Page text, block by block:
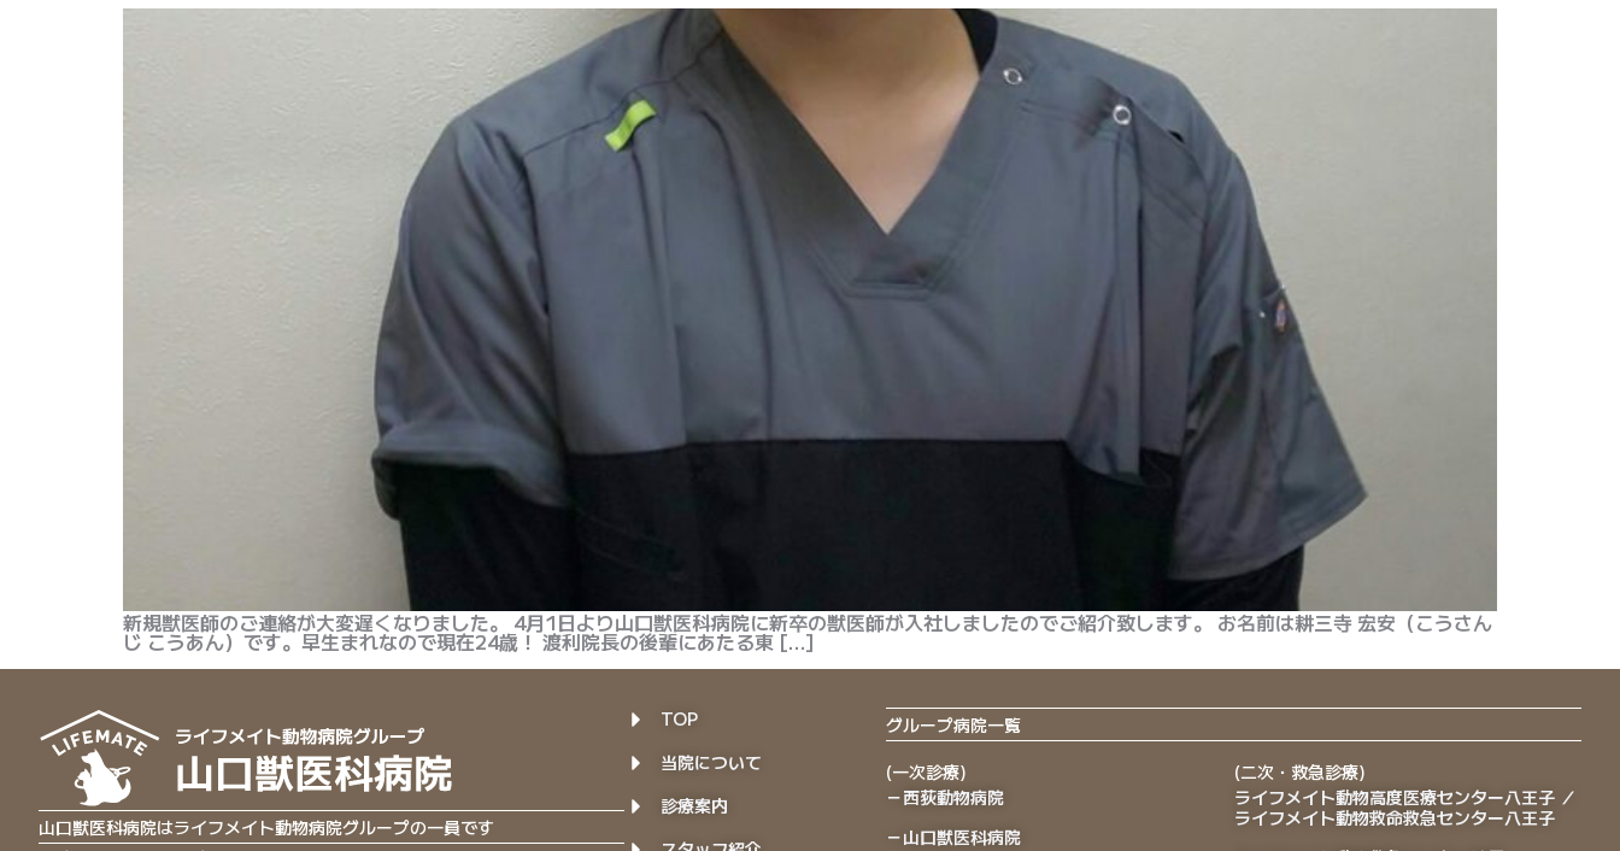
新規獣医師のご連絡が大変遅くなりました。 4月1日より山口獣医科病院に新卒の獣医師が入社しましたのでご紹介致します。 お名前は耕三寺 宏安（こうさん
じ こうあん）です。早生まれなので現在24歳！ 渡利院長の後輩にあたる東 […]
山口獣医科病院はライフメイト動物病院グループの一員です
TOP
当院について
診療案内
グループ病院一覧
(一次診療)
－西荻動物病院
－山口獣医科病院
(二次・救急診療)
ライフメイト動物高度医療センター八王子 ／
ライフメイト動物救命救急センター八王子